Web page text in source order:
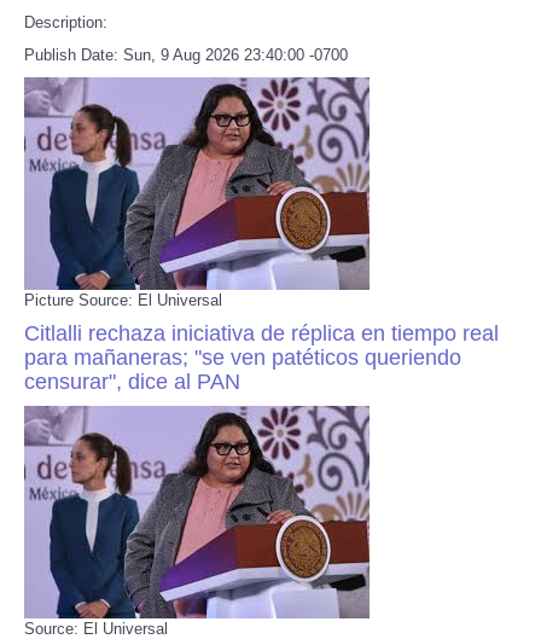
Description:
Publish Date: Sun, 9 Aug 2026 23:40:00 -0700
Picture Source: El Universal
Citlalli rechaza iniciativa de réplica en tiempo real
para mañaneras; "se ven patéticos queriendo
censurar", dice al PAN
Source: El Universal